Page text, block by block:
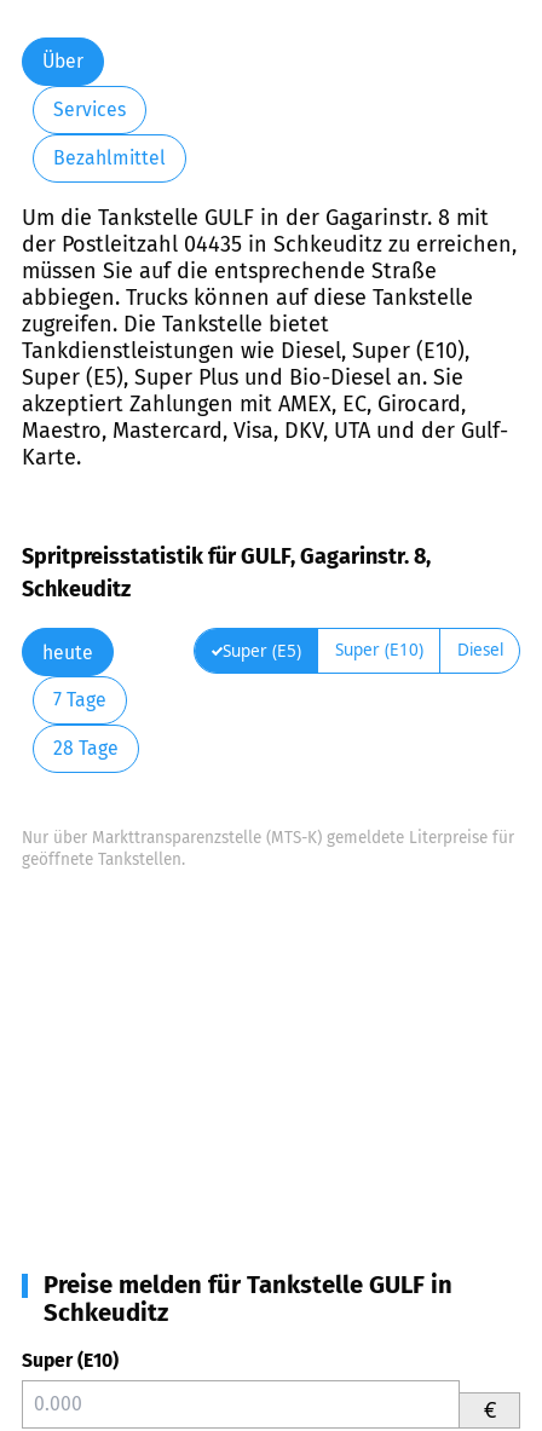
Über
Services
Bezahlmittel
Um die Tankstelle GULF in der Gagarinstr. 8 mit
der Postleitzahl 04435 in Schkeuditz zu erreichen,
müssen Sie auf die entsprechende Straße
abbiegen. Trucks können auf diese Tankstelle
zugreifen. Die Tankstelle bietet
Tankdienstleistungen wie Diesel, Super (E10),
Super (E5), Super Plus und Bio-Diesel an. Sie
akzeptiert Zahlungen mit AMEX, EC, Girocard,
Maestro, Mastercard, Visa, DKV, UTA und der Gulf-
Karte.
Spritpreisstatistik für GULF, Gagarinstr. 8,
Schkeuditz
heute
7 Tage
28 Tage
Super (E5) Super (E10) Diesel
Nur über Markttransparenzstelle (MTS-K) gemeldete Literpreise für
geöffnete Tankstellen.
Preise melden für Tankstelle GULF in
Schkeuditz
Super (E10)
€